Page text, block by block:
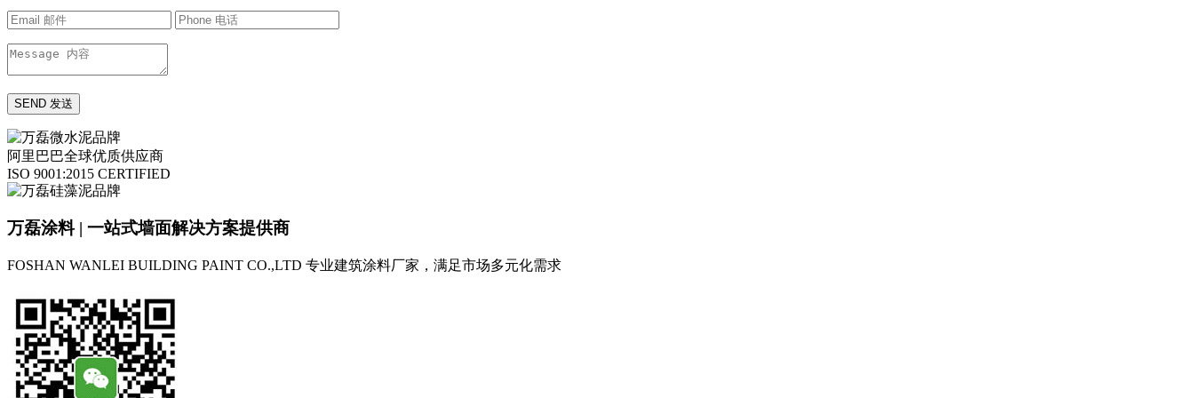
阿里巴巴全球优质供应商
ISO 9001:2015 CERTIFIED
万磊涂料 | 一站式墙面解决方案提供商
FOSHAN WANLEI BUILDING PAINT CO.,LTD 专业建筑涂料厂家，满足市场多元化需求